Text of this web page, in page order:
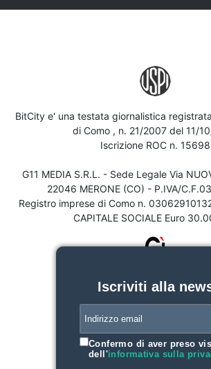
BitCity e' una testata giornalistica
di Como , n. 21/2007 del 11/
Iscrizione ROC n. 15698
G11 MEDIA S.R.L. - Sede Legale Via
22046 MERONE (CO) - P.IVA/
Registro imprese di Como n.
CAPITALE SOCIALE Euro
Iscriviti alla
Confermo di aver preso
dell'informativa sulla